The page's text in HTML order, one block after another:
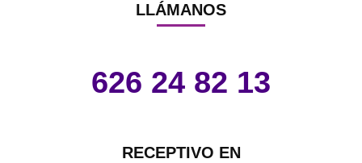
LLÁMANOS
626 24 82 13
RECEPTIVO EN